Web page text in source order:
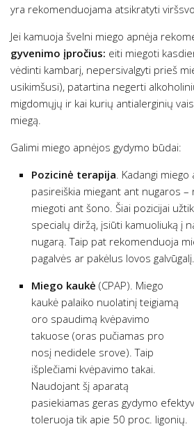
yra rekomenduojama atsikratyti
Jei kamuoja švelni miego apnėja
gyvenimo įpročius: eiti miegoti
vėdinti kambarį, nepersivalgyti prieš
usikimšusi), patartina negerti
migdomųjų ir kai kurių antialerginių
miegą.
Galimi miego apnėjos gydymo būdai:
Pozicinė terapija . Kadangi
pasireiškia miegant ant nugaros
miegoti ant šono. Šiai pozicijai
specialų diržą, įsiūti kamuoliuką į
nugarą. Taip pat rekomenduoja
pagalvės ar pakėlus lovos galvūgalį.
Miego kaukė (CPAP). Miego
kaukė palaiko nuolatinį teigiamą
oro spaudimą kvėpavimo
takuose (oras pučiamas pro
nosį nedidele srove). Taip
išplečiami kvėpavimo takai.
Naudojant šį aparatą
pasiekiamas geras gydymo
toleruoja tik apie 50 proc. ligonių.